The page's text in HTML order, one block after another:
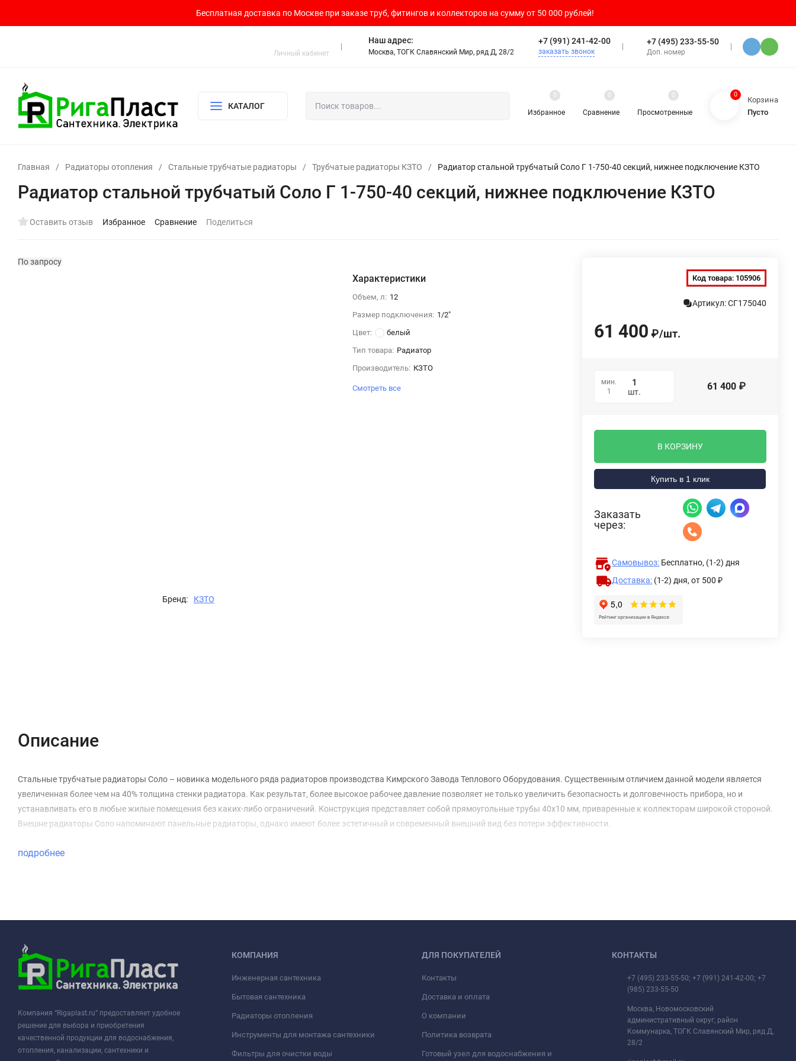
Бесплатная доставка по Москве при заказе труб, фитингов и коллекторов на сумму от 50 000 рублей!
Личный кабинет
Наш адрес:
Москва, ТОГК Славянский Мир, ряд Д, 28/2
+7 (991) 241-42-00
заказать звонок
+7 (495) 233-55-50
Доп. номер
КАТАЛОГ
Избранное
0
Сравнение
0
Просмотренные
0 0
Корзина
Пусто
Главная / Радиаторы отопления / Стальные трубчатые радиаторы / Трубчатые радиаторы КЗТО / Радиатор стальной трубчатый Соло Г 1-750-40 секций, нижнее подключение КЗТО
Радиатор стальной трубчатый Соло Г 1-750-40 секций, нижнее подключение КЗТО
Оставить отзыв Избранное Сравнение Поделиться
По запросу
Бренд: КЗТО
Характеристики
Объем, л: 12
Размер подключения: 1/2"
Цвет:
белый
Тип товара: Радиатор
Производитель: КЗТО
Смотреть все
Код товара: 105906
Артикул: СГ175040
61 400 ₽/шт.
мин.
1
шт. 61 400 ₽
В КОРЗИНУ
Купить в 1 клик
Заказать
через:
Самовывоз: Бесплатно, (1-2) дня
Доставка: (1-2) дня,от 500 ₽
Описание
Стальные трубчатые радиаторы Соло – новинка модельного ряда радиаторов производства Кимрского Завода Теплового Оборудования. Существенным отличием данной модели является
увеличенная более чем на 40% толщина стенки радиатора. Как результат, более высокое рабочее давление позволяет не только увеличить безопасность и долговечность прибора, но и
устанавливать его в любые жилые помещения без каких-либо ограничений. Конструкция представляет собой прямоугольные трубы 40х10 мм, приваренные к коллекторам широкой стороной.
Внешне радиаторы Соло напоминают панельные радиаторы, однако имеют более эстетичный и современный внешний вид без потери эффективности.
подробнее
Компания “Rigaplast.ru” предоставляет удобное
решение для выбора и приобретения
качественной продукции для водоснабжения,
отопления, канализации, сантехники и
КОМПАНИЯ
Инженерная сантехника
Бытовая сантехника
Радиаторы отопления
Инструменты для монтажа сантехники
Фильтры для очистки воды
ДЛЯ ПОКУПАТЕЛЕЙ
Контакты
Доставка и оплата
О компании
Политика возврата
Готовый узел для водоснабжения и
КОНТАКТЫ
+7 (495) 233-55-50; +7 (991) 241-42-00; +7
(985) 233-55-50
Москва, Новомосковский
административный округ, район
Коммунарка, ТОГК Славянский Мир, ряд Д,
28/2